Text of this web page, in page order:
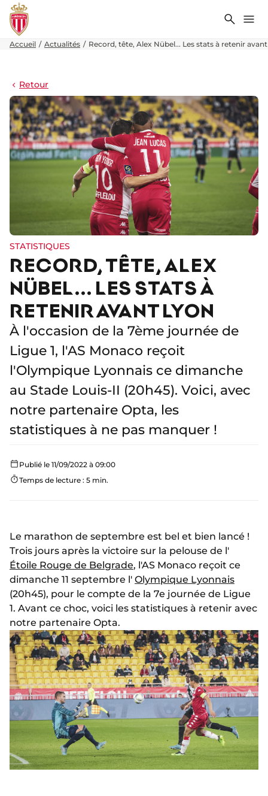
Accueil Actualités Record, tête, Alex Nübel... Les stats à retenir
Retour
STATISTIQUES
RECORD, TÊTE, ALEX
NÜBEL... LES STATS À
RETENIR AVANT LYON
À l'occasion de la 7ème journée de
Ligue 1, l'AS Monaco reçoit
l'Olympique Lyonnais ce dimanche
au Stade Louis-II (20h45). Voici, avec
notre partenaire Opta, les
statistiques à ne pas manquer !
Publié le 11/09/2022 à 09:00
Temps de lecture : 5 min.
Le marathon de septembre est bel et bien lancé !
Trois jours après la victoire sur la pelouse de l'
Étoile Rouge de Belgrade, l'AS Monaco reçoit ce
dimanche 11 septembre l' Olympique Lyonnais
(20h45), pour le compte de la 7e journée de Ligue
1. Avant ce choc, voici les statistiques à retenir avec
notre partenaire Opta.